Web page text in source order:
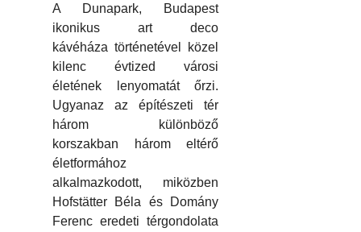
A Dunapark, Budapest
ikonikus art deco
kávéháza történetével közel
kilenc évtized városi
életének lenyomatát őrzi.
Ugyanaz az építészeti tér
három különböző
korszakban három eltérő
életformához
alkalmazkodott, miközben
Hofstätter Béla és Domány
Ferenc eredeti térgondolata